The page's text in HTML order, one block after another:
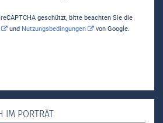
geschützt, bitte beachten Sie die
und Nutzungsbedingungen von Google.
IM PORTRÄT